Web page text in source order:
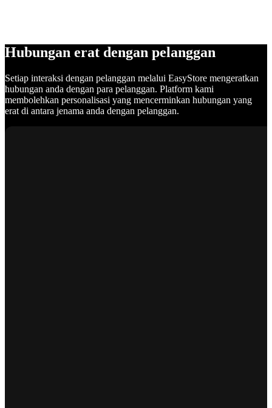
Hubungan erat dengan pelanggan
Setiap interaksi dengan pelanggan melalui EasyStore mengeratkan
hubungan anda dengan para pelanggan. Platform kami
membolehkan personalisasi yang mencerminkan hubungan yang
erat di antara jenama anda dengan pelanggan.